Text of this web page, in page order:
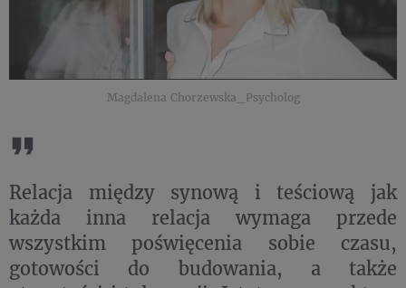
Magdalena Chorzewska_Psycholog
Relacja między synową i teściową jak
każda inna relacja wymaga przede
wszystkim poświęcenia sobie czasu,
gotowości do budowania, a także